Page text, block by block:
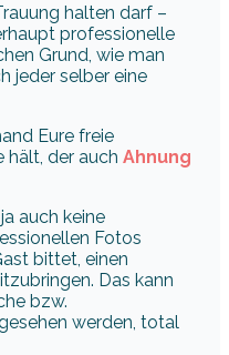
halten darf –
professionelle
Grund, wie man
jeder selber eine
Eure freie
hält, der auch Ahnung
auch keine
Fotos
bittet, einen
Das kann
bzw.
werden, total